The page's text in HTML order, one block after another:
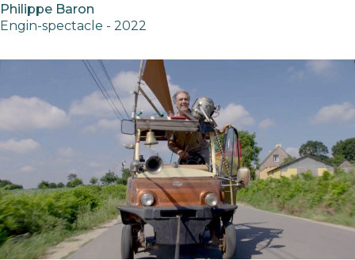
Philippe Baron
Engin-spectacle - 2022